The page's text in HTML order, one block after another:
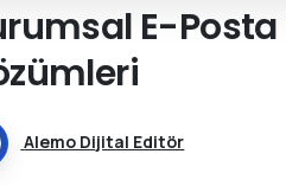
E-Posta
Alemo Dijital Editör